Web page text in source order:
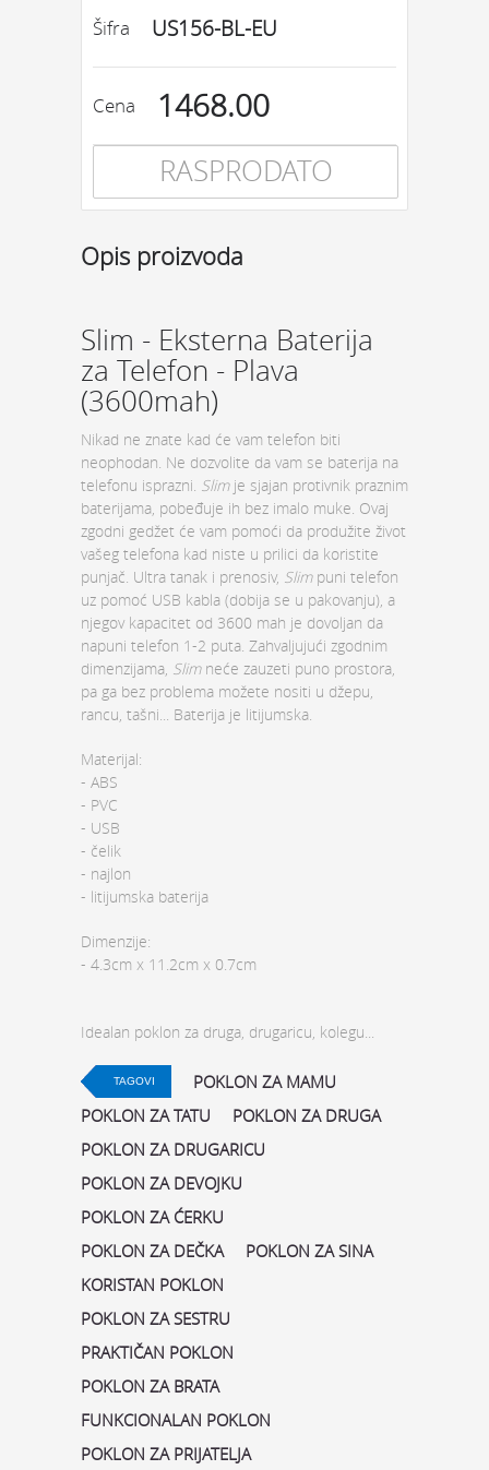
Šifra US156-BL-EU
Cena 1468.00
RASPRODATO
Opis proizvoda
Slim - Eksterna Baterija
za Telefon - Plava
(3600mah)
Nikad ne znate kad će vam telefon biti
neophodan. Ne dozvolite da vam se baterija na
telefonu isprazni. Slimje sjajan protivnik praznim
baterijama, pobeđuje ih bez imalo muke. Ovaj
zgodni gedžet će vam pomoći da produžite život
vašeg telefona kad niste u prilici da koristite
punjač. Ultra tanak i prenosiv, Slimpuni telefon
uz pomoć USB kabla (dobija se u pakovanju), a
njegov kapacitet od 3600 mah je dovoljan da
napuni telefon 1-2 puta. Zahvaljujući zgodnim
dimenzijama, Slimneće zauzeti puno prostora,
pa ga bez problema možete nositi u džepu,
rancu, tašni... Baterija je litijumska.
Materijal:
- ABS
- PVC
- USB
- čelik
- najlon
- litijumska baterija
Dimenzije:
- 4.3cm x 11.2cm x 0.7cm
Idealan poklon za druga, drugaricu, kolegu...
TAGOVI
POKLON ZA MAMU
POKLON ZA TATU
POKLON ZA DRUGA
POKLON ZA DRUGARICU
POKLON ZA DEVOJKU
POKLON ZA ĆERKU
POKLON ZA DEČKA
POKLON ZA SINA
KORISTAN POKLON
POKLON ZA SESTRU
PRAKTIČAN POKLON
POKLON ZA BRATA
FUNKCIONALAN POKLON
POKLON ZA PRIJATELJA